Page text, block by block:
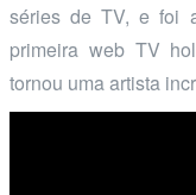
séries de TV, e foi
primeira web TV
tornou uma artista